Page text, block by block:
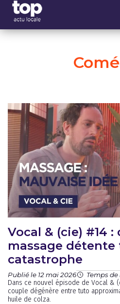
Vocal & (cie) #14
massage détente
catastrophe
Publié le 12 mai 2026 Temps
Dans ce nouvel épisode de Vocal &
couple dégénère entre tuto
huile de colza.
Panneau de gestion des cookies